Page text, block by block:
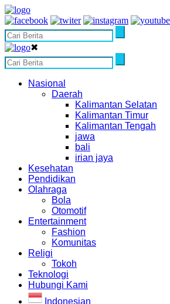
✖
Nasional
Daerah
Kalimantan Selatan
Kalimantan Timur
Kalimantan Tengah
jawa
bali
irian jaya
Kesehatan
Pendidikan
Olahraga
Bola
Otomotif
Entertainment
Fashion
Komunitas
Religi
Tokoh
Teknologi
Hubungi Kami
Indonesian